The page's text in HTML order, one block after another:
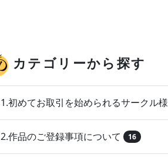
カテゴリーから探す
1.初めてお取引を始められるサークル様
2.作品のご登録事項について 16